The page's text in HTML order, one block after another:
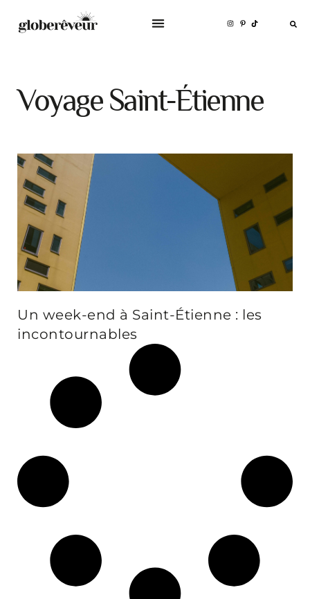
Voyage Saint-Étienne
Un week-end à Saint-Étienne : les
incontournables